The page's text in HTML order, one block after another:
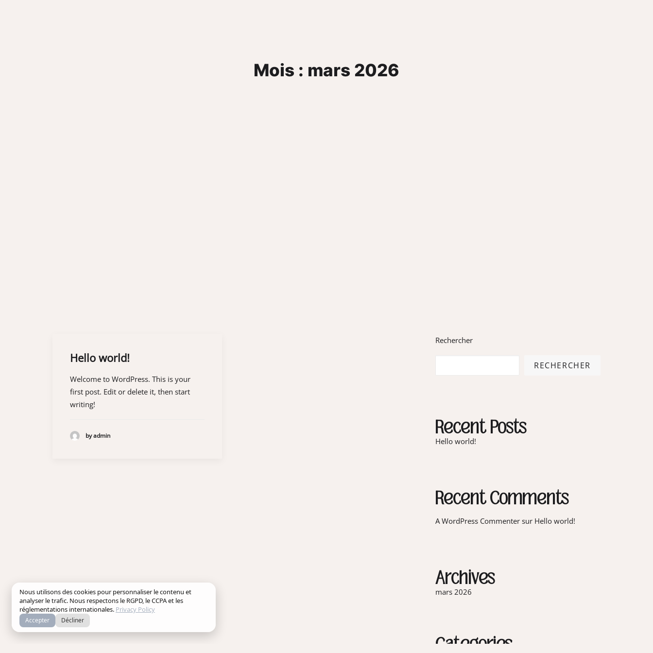
Mois : mars 2026
Hello world!
Welcome to WordPress. This is your
first post. Edit or delete it, then start
writing!
by admin
Rechercher
RECHERCHER
Recent Posts
Hello world!
Recent Comments
A WordPress Commenter sur Hello world!
Archives
mars 2026
Categories
Nous utilisons des cookies pour personnaliser le contenu et
analyser le trafic. Nous respectons le RGPD, le CCPA et les
réglementations internationales. Privacy Policy
Accepter Décliner